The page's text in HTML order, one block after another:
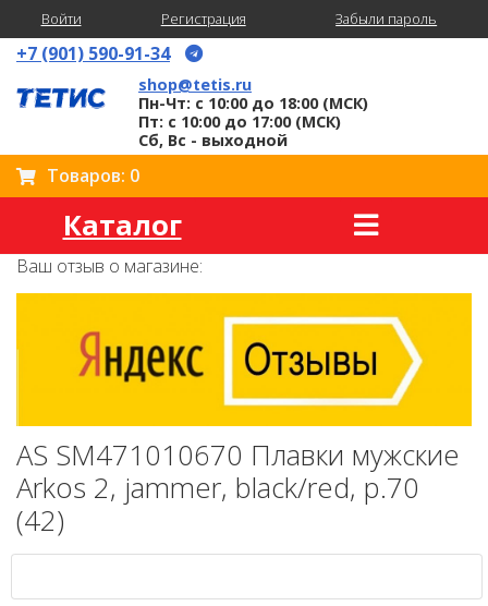
Войти Регистрация Забыли пароль
+7 (901) 590-91-34
shop@tetis.ru
Пн-Чт: с 10:00 до 18:00 (МСК)
Пт: с 10:00 до 17:00 (МСК)
Сб, Вс - выходной
Товаров: 0
Каталог
Ваш отзыв о магазине:
AS SM471010670 Плавки мужские
Arkos 2, jammer, black/red, p.70
(42)